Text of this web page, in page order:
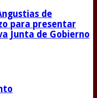
de
para presentar
Junta de Gobierno